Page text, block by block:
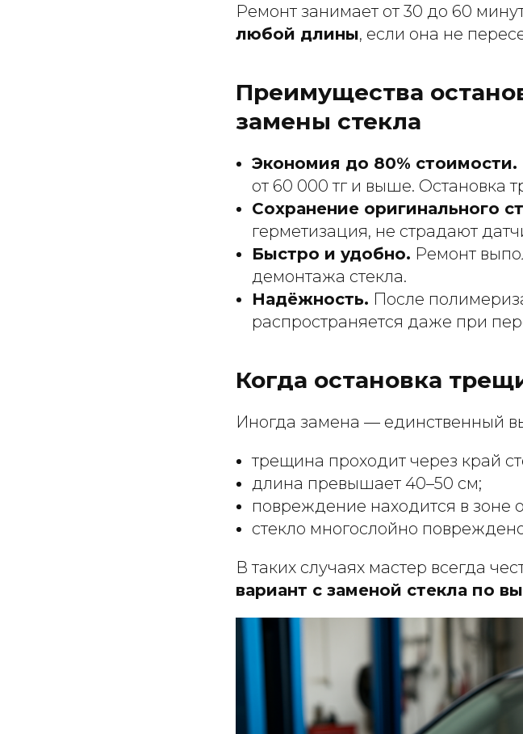
Ремонт занимает от 30 до 60
любой длины, если она не
Преимущества
замены стекла
Экономия до 80% стоимости.
от 60 000 тг и выше. Остановка
Сохранение оригинального
герметизация, не страдают
Быстро и удобно. Ремонт
демонтажа стекла.
Надёжность. После
распространяется даже при
Когда остановка
Иногда замена — единственный
трещина проходит через край
длина превышает 40–50 см;
повреждение находится в зоне
стекло многослойно
В таких случаях мастер всегда
вариант с заменой стекла по